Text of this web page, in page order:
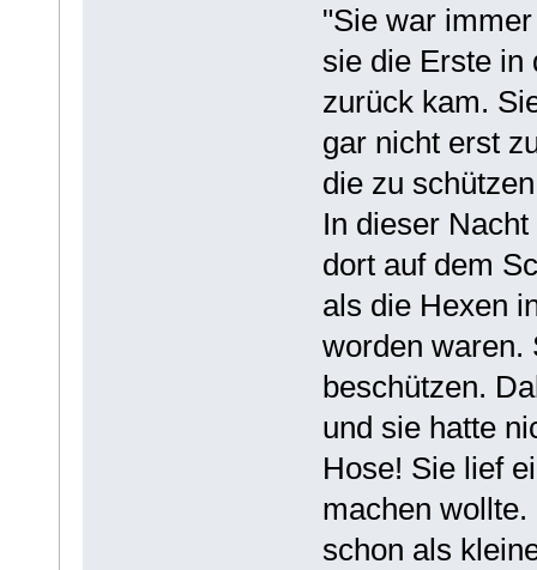
"Sie war
sie die Erste in
zurück kam.
gar nicht erst
die zu
In dieser
dort auf dem
als die Hexen
worden waren.
beschützen.
und sie hatte
Hose! Sie lief
machen
schon als